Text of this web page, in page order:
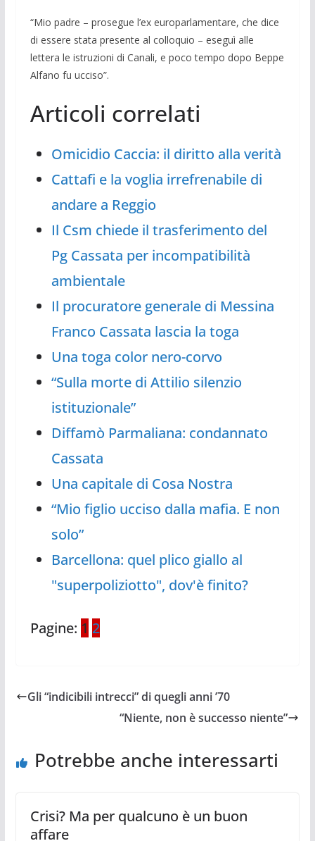
“Mio padre – prosegue l’ex europarla­mentare, che dice
di essere stata presente al colloquio – eseguì alle
lettera le istru­zioni di Canali, e poco tempo dopo Beppe
Alfano fu ucciso”.
Articoli correlati
Omicidio Caccia: il diritto alla verità
Cattafi e la voglia irrefrenabile di
andare a Reggio
Il Csm chiede il trasferimento del
Pg Cassata per incompatibilità
ambientale
Il procuratore generale di Messina
Franco Cassata lascia la toga
Una toga color nero-corvo
“Sulla morte di Attilio silenzio
istituzionale”
Diffamò Parmaliana: condannato
Cassata
Una capitale di Cosa Nostra
“Mio figlio ucciso dalla mafia. E non
solo”
Barcellona: quel plico giallo al
"superpoliziotto", dov'è finito?
Pagine: 1 2
Gli “indicibili intrecci” di quegli anni ’70
“Niente, non è successo niente”
Potrebbe anche interessarti
Crisi? Ma per qualcuno è un buon
affare